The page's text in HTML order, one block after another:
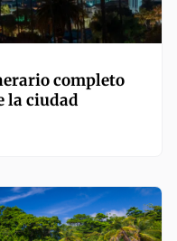
completo
la ciudad